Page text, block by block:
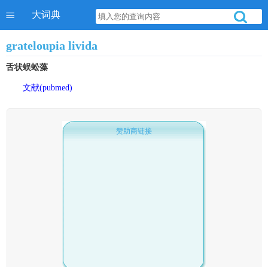
大词典
grateloupia livida
舌状蜈蚣藻
文献(pubmed)
赞助商链接